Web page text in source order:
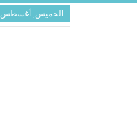
الخميس, أغسطس 6, 2026